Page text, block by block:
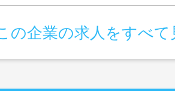
の企業の求人をすべて